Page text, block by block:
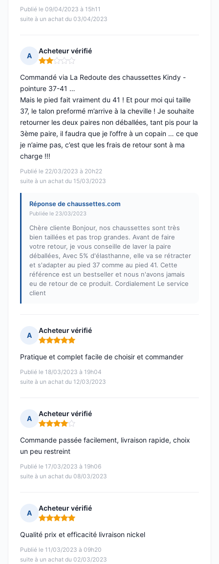
Publié le 09/04/2023 à 15h11
suite à un achat du 03/04/2023
A
Acheteur vérifié
Note : 2 sur 5
Publié le 22/03/2023 à 20h22
suite à un achat du 15/03/2023
Commandé via La Redoute des chaussettes Kindy -
pointure 37-41 …
Mais le pied fait vraiment du 41 ! Et pour moi qui taille
37, le talon preformé m’arrive à la cheville ! Je souhaite
retourner les deux paires non déballées, tant pis pour la
3ème paire, il faudra que je l’offre à un copain … ce que
je n’aime pas, c’est que les frais de retour sont à ma
charge !!!
Réponse de chaussettes.com
Publiée le 23/03/2023
Chère cliente Bonjour, nos chaussettes sont très
bien taillées et pas trop grandes. Avant de faire
votre retour, je vous conseille de laver la paire
déballées, Avec 5% d'élasthanne, elle va se rétracter
et s'adapter au pied 37 comme au pied 41. Cette
référence est un bestseller et nous n'avons jamais
eu de retour de ce produit. Cordialement Le service
client
A
Acheteur vérifié
Note : 5 sur 5
Publié le 18/03/2023 à 19h04
suite à un achat du 12/03/2023
Pratique et complet facile de choisir et commander
A
Acheteur vérifié
Note : 4 sur 5
Publié le 17/03/2023 à 19h06
suite à un achat du 08/03/2023
Commande passée facilement, livraison rapide, choix
un peu restreint
A
Acheteur vérifié
Note : 5 sur 5
Publié le 11/03/2023 à 09h20
suite à un achat du 02/03/2023
Qualité prix et efficacité livraison nickel